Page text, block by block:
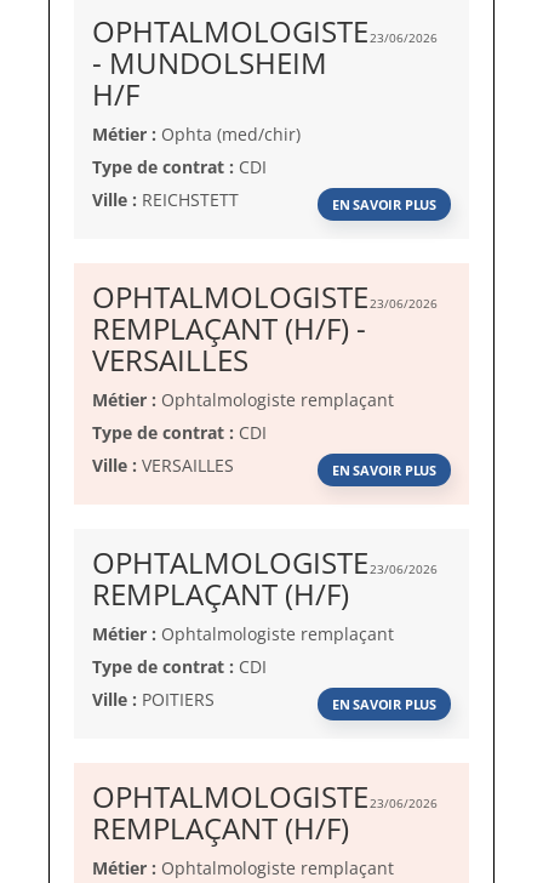
23/06/2026
OPHTALMOLOGISTE
- MUNDOLSHEIM
H/F(Nouvelle
fenêtre)
Métier : Ophta (med/chir)
Type de contrat : CDI
Ville : REICHSTETT EN SAVOIR PLUS
23/06/2026
OPHTALMOLOGISTE
REMPLAÇANT (H/F) -
VERSAILLES (Nouvelle
fenêtre)
Métier : Ophtalmologiste remplaçant
Type de contrat : CDI
Ville : VERSAILLES EN SAVOIR PLUS
23/06/2026
OPHTALMOLOGISTE
REMPLAÇANT (H/F)
fenêtre)
Métier : Ophtalmologiste remplaçant
Type de contrat : CDI
Ville : POITIERS EN SAVOIR PLUS
23/06/2026
OPHTALMOLOGISTE
REMPLAÇANT (H/F)
fenêtre)
Métier : Ophtalmologiste remplaçant